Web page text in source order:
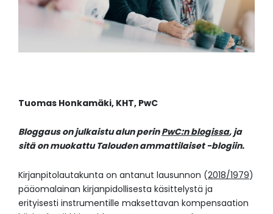
Tuomas Honkamäki, KHT, PwC
Bloggaus on julkaistu alun perin PwC:n blogissa, ja
sitä on muokattu Talouden ammattilaiset -blogiin.
Kirjanpitolautakunta on antanut lausunnon (2018/1979)
pääomalainan kirjanpidollisesta käsittelystä ja
erityisesti instrumentille maksettavan kompensaation